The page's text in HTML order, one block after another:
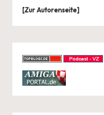
[Zur Autorenseite]